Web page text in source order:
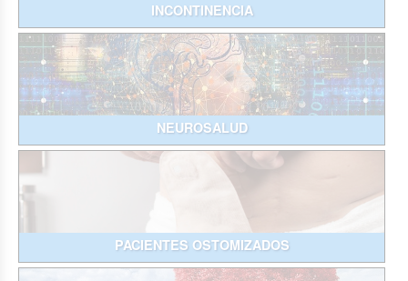
INCONTINENCIA
NEUROSALUD
PACIENTES OSTOMIZADOS